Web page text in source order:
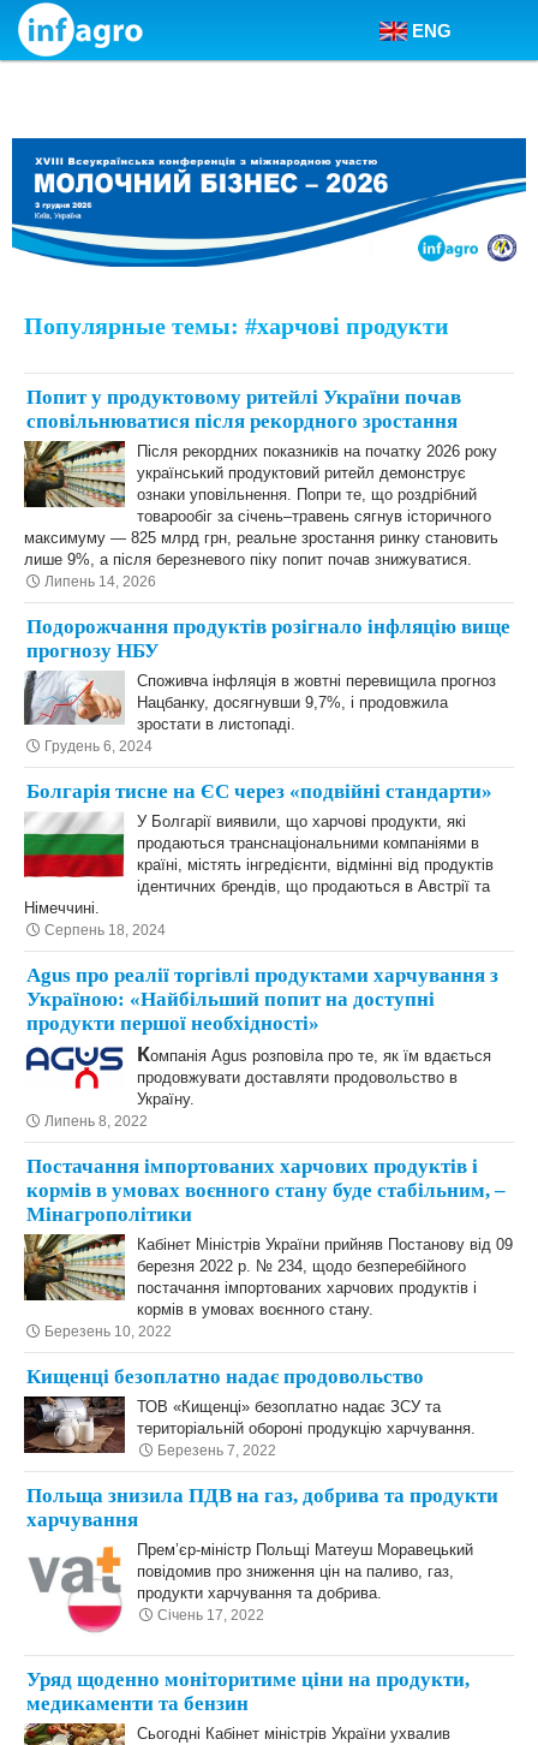
Skip to content
ENG
Популярные темы: #харчові продукти
Попит у продуктовому ритейлі України почав
сповільнюватися після рекордного зростання
Після рекордних показників на початку 2026 року
український продуктовий ритейл демонструє
ознаки уповільнення. Попри те, що роздрібний
товарообіг за січень–травень сягнув історичного
максимуму — 825 млрд грн, реальне зростання ринку становить
лише 9%, а після березневого піку попит почав знижуватися.
Липень 14, 2026
Подорожчання продуктів розігнало інфляцію вище
прогнозу НБУ
Споживча інфляція в жовтні перевищила прогноз
Нацбанку, досягнувши 9,7%, і продовжила
зростати в листопаді.
Грудень 6, 2024
Болгарія тисне на ЄС через «подвійні стандарти»
У Болгарії виявили, що харчові продукти, які
продаються транснаціональними компаніями в
країні, містять інгредієнти, відмінні від продуктів
ідентичних брендів, що продаються в Австрії та
Німеччині.
Серпень 18, 2024
Agus про реалії торгівлі продуктами харчування з
Україною: «Найбільший попит на доступні
продукти першої необхідності»
Компанія Agus розповіла про те, як їм вдається
продовжувати доставляти продовольство в
Україну.
Липень 8, 2022
Постачання імпортованих харчових продуктів і
кормів в умовах воєнного стану буде стабільним, –
Мінагрополітики
Кабінет Міністрів України прийняв Постанову від 09
березня 2022 р. № 234, щодо безперебійного
постачання імпортованих харчових продуктів і
кормів в умовах воєнного стану.
Березень 10, 2022
Кищенці безоплатно надає продовольство
ТОВ «Кищенці» безоплатно надає ЗСУ та
територіальній обороні продукцію харчування.
Березень 7, 2022
Польща знизила ПДВ на газ, добрива та продукти
харчування
Прем’єр-міністр Польщі Матеуш Моравецький
повідомив про зниження цін на паливо, газ,
продукти харчування та добрива.
Січень 17, 2022
Уряд щоденно моніторитиме ціни на продукти,
медикаменти та бензин
Сьогодні Кабінет міністрів України ухвалив